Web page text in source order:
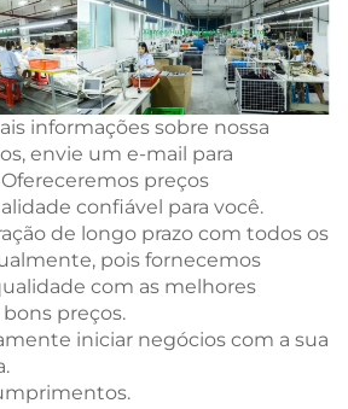
informações sobre nossa
envie um e-mail para
Ofereceremos preços
confiável para você.
de longo prazo com todos os
pois fornecemos
com as melhores
preços.
iniciar negócios com a sua